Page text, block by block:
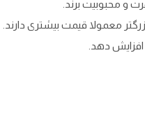
و محبوبیت برند.
معمولا قیمت بیشتری دارند.
افزایش دهد.